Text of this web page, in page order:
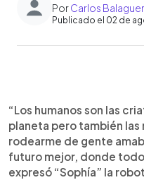
PorCarlos Balaguer
Publicado el 02 de
Escuchar
“Los humanos son las
planeta pero también
rodearme de gente
futuro mejor, donde
expresó “Sophía” la